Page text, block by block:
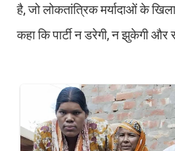
है, जो लोकतांत्रिक मर्यादाओं के
कहा कि पार्टी न डरेगी, न झुकेगी और